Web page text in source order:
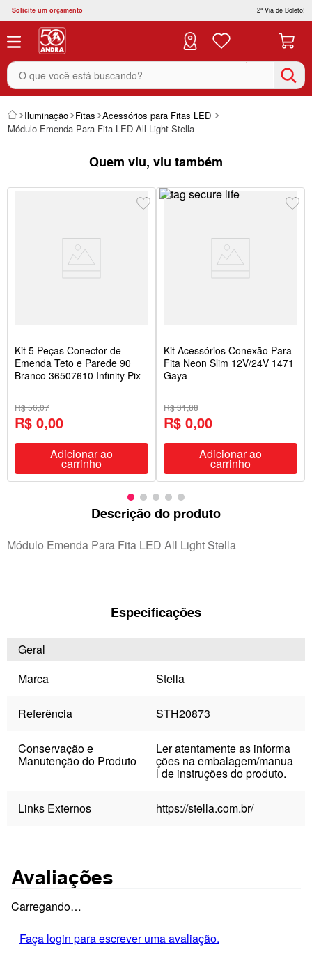
Solicite um orçamento 2ª Via de Boleto!
O que você está buscando?
Iluminação Fitas Acessórios para Fitas LED
Módulo Emenda Para Fita LED All Light Stella
Quem viu, viu também
Kit 5 Peças Conector de
Emenda Teto e Parede 90
Branco 36507610 Infinity Pix
R$ 56,07
R$ 0,00
Adicionar ao
carrinho
Kit Acessórios Conexão Para
Fita Neon Slim 12V/24V 1471
Gaya
R$ 31,88
R$ 0,00
Adicionar ao
carrinho
Descrição do produto
Módulo Emenda Para Fita LED All Light Stella
Especificações
Geral
Marca
Stella
Referência STH20873
Conservação e
Manutenção do Produto
Ler atentamente as informa
ções na embalagem/manua
l de instruções do produto.
Links Externos https://stella.com.br/
Avaliações
Carregando…
Faça login para escrever uma avaliação.